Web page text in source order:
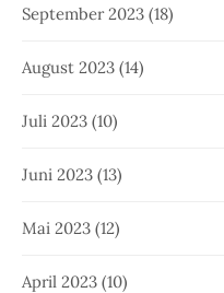
September 2023 (18)
August 2023 (14)
Juli 2023 (10)
Juni 2023 (13)
Mai 2023 (12)
April 2023 (10)